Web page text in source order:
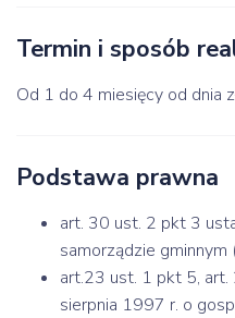
Termin i sposób
Od 1 do 4 miesięcy od dnia
Podstawa prawna
art. 30 ust. 2 pkt 3
samorządzie
art.23 ust. 1 pkt 5,
sierpnia 1997 r. o